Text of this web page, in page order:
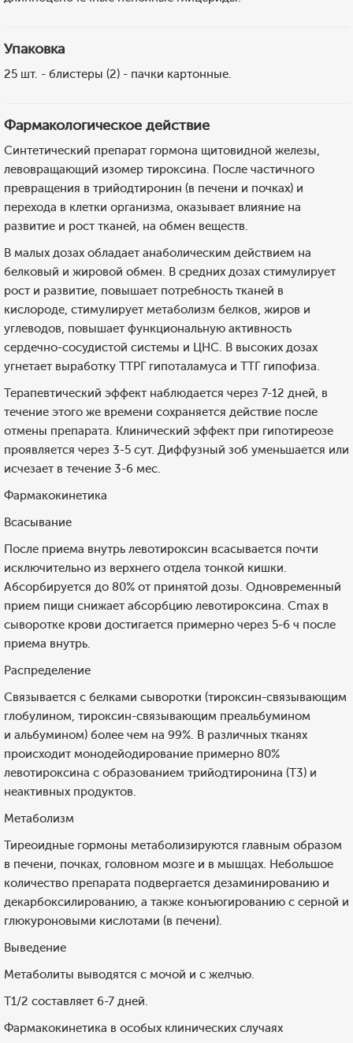
Упаковка
25 шт. - блистеры (2) - пачки картонные.
Фармакологическое действие
Синтетический препарат гормона щитовидной железы,
левовращающий изомер тироксина. После частичного
превращения в трийодтиронин (в печени и почках) и
перехода в клетки организма, оказывает влияние на
развитие и рост тканей, на обмен веществ.
В малых дозах обладает анаболическим действием на
белковый и жировой обмен. В средних дозах стимулирует
рост и развитие, повышает потребность тканей в
кислороде, стимулирует метаболизм белков, жиров и
углеводов, повышает функциональную активность
сердечно-сосудистой системы и ЦНС. В высоких дозах
угнетает выработку ТТРГ гипоталамуса и ТТГ гипофиза.
Терапевтический эффект наблюдается через 7-12 дней, в
течение этого же времени сохраняется действие после
отмены препарата. Клинический эффект при гипотиреозе
проявляется через 3-5 сут. Диффузный зоб уменьшается или
исчезает в течение 3-6 мес.
Фармакокинетика
Всасывание
После приема внутрь левотироксин всасывается почти
исключительно из верхнего отдела тонкой кишки.
Абсорбируется до 80% от принятой дозы. Одновременный
прием пищи снижает абсорбцию левотироксина. Cmax в
сыворотке крови достигается примерно через 5-6 ч после
приема внутрь.
Распределение
Связывается с белками сыворотки (тироксин-связывающим
глобулином, тироксин-связывающим преальбумином
и альбумином) более чем на 99%. В различных тканях
происходит монодейодирование примерно 80%
левотироксина с образованием трийодтиронина (T3) и
неактивных продуктов.
Метаболизм
Тиреоидные гормоны метаболизируются главным образом
в печени, почках, головном мозге и в мышцах. Небольшое
количество препарата подвергается дезаминированию и
декарбоксилированию, а также конъюгированию с серной и
глюкуроновыми кислотами (в печени).
Выведение
Метаболиты выводятся с мочой и с желчью.
T1/2 составляет 6-7 дней.
Фармакокинетика в особых клинических случаях